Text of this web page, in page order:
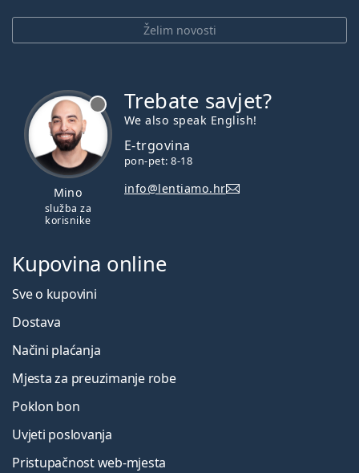
Želim novosti
Mino
služba za
korisnike
Trebate savjet?
We also speak English!
E-trgovina
pon-pet: 8-18
info@lentiamo.hr
Kupovina online
Sve o kupovini
Dostava
Načini plaćanja
Mjesta za preuzimanje robe
Poklon bon
Uvjeti poslovanja
Pristupačnost web-mjesta